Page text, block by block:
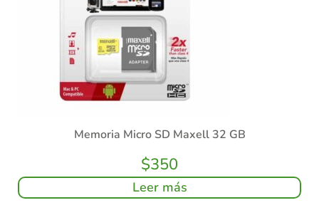
Memoria Micro SD Maxell 32 GB
$350
Leer más